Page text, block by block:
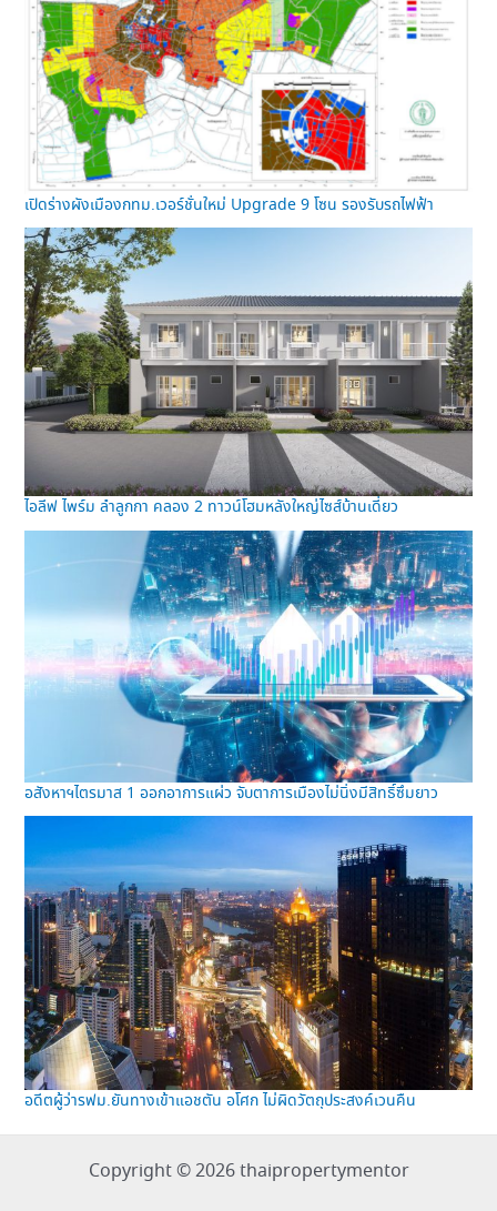
เปิดร่างผังเมืองกทม.เวอร์ชั่นใหม่ Upgrade 9 โซน รองรับรถไฟฟ้า
ไอลีฟ ไพร์ม ลำลูกกา คลอง 2 ทาวน์โฮมหลังใหญ่ไซส์บ้านเดี่ยว
อสังหาฯไตรมาส 1 ออกอาการแผ่ว จับตาการเมืองไม่นิ่งมีสิทธิ์ซึมยาว
อดีตผู้ว่ารฟม.ยันทางเข้าแอชตัน อโศก ไม่ผิดวัตถุประสงค์เวนคืน
Copyright © 2026 thaipropertymentor